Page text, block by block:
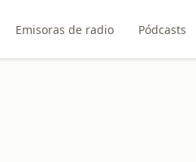
Emisoras de radio Pódcasts